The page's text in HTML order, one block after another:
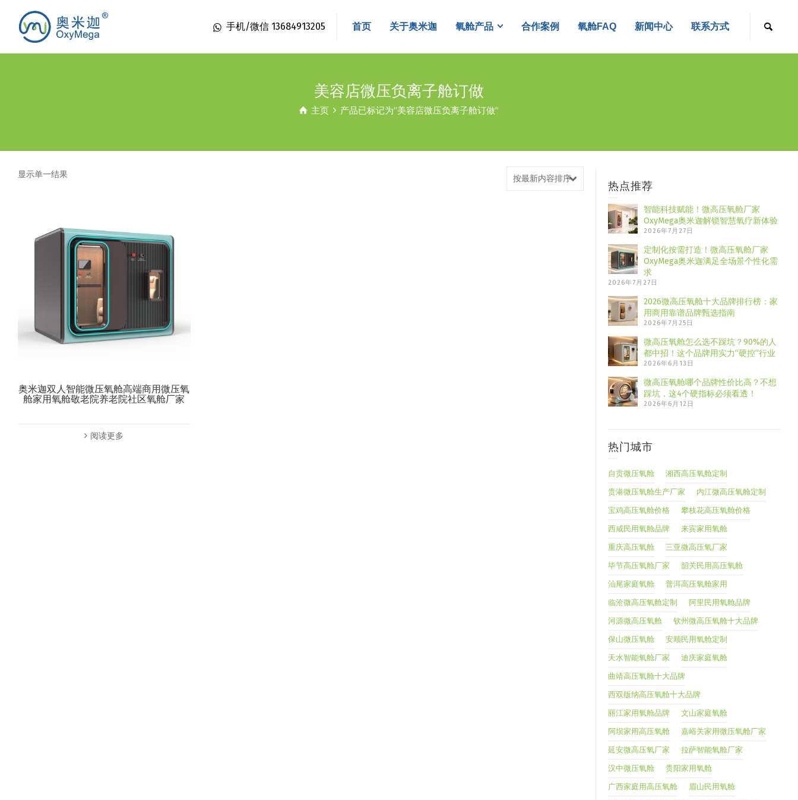
手机/微信 13684913205 首页 关于奥米迦 氧舱产品 合作案例 氧舱FAQ 新闻中心 联系方式
美容店微压负离子舱订做
主页 产品已标记为“美容店微压负离子舱订做”
显示单一结果 按最新内容排序
奥米迦双人智能微压氧舱高端商用微压氧
舱家用氧舱敬老院养老院社区氧舱厂家
阅读更多
热点推荐
智能科技赋能！微高压氧舱厂家
OxyMega奥米迦解锁智慧氧疗新体验
2026年7月27日
定制化按需打造！微高压氧舱厂家
OxyMega奥米迦满足全场景个性化需
求
2026年7月27日
2026微高压氧舱十大品牌排行榜：家
用商用靠谱品牌甄选指南
2026年7月25日
微高压氧舱怎么选不踩坑？90%的人
都中招！这个品牌用实力“硬控”行业
2026年6月13日
微高压氧舱哪个品牌性价比高？不想
踩坑，这4个硬指标必须看透！
2026年6月12日
热门城市
自贡微压氧舱 湘西高压氧舱定制
贵港微压氧舱生产厂家 内江微高压氧舱定制
宝鸡高压氧舱价格 攀枝花高压氧舱价格
西咸民用氧舱品牌 来宾家用氧舱
重庆高压氧舱 三亚微高压氧厂家
毕节高压氧舱厂家 韶关民用高压氧舱
汕尾家庭氧舱 普洱高压氧舱家用
临沧微高压氧舱定制 阿里民用氧舱品牌
河源微高压氧舱 钦州微高压氧舱十大品牌
保山微压氧舱 安顺民用氧舱定制
天水智能氧舱厂家 迪庆家庭氧舱
曲靖高压氧舱十大品牌
西双版纳高压氧舱十大品牌
丽江家用氧舱品牌 文山家庭氧舱
阿坝家用高压氧舱 嘉峪关家用微压氧舱厂家
延安微高压氧厂家 拉萨智能氧舱厂家
汉中微压氧舱 贵阳家用氧舱
广西家庭用高压氧舱 眉山民用氧舱